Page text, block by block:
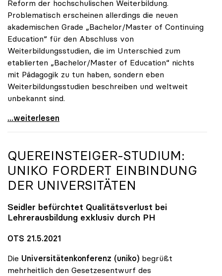
Reform der hochschulischen Weiterbildung.
Problematisch erscheinen allerdings die neuen
akademischen Grade „Bachelor/Master of Continuing
Education“ für den Abschluss von
Weiterbildungsstudien, die im Unterschied zum
etablierten „Bachelor/Master of Education“ nichts
mit Pädagogik zu tun haben, sondern eben
Weiterbildungsstudien beschreiben und weltweit
unbekannt sind.
UG-Novelle: Zur Reform von Weiterbildung und
...weiterlesen
QUEREINSTEIGER-STUDIUM:
UNIKO FORDERT EINBINDUNG
DER UNIVERSITÄTEN
Seidler befürchtet Qualitätsverlust bei
Lehrerausbildung exklusiv durch PH
OTS 21.5.2021
Die Universitätenkonferenz (uniko) begrüßt
mehrheitlich den Gesetzesentwurf des